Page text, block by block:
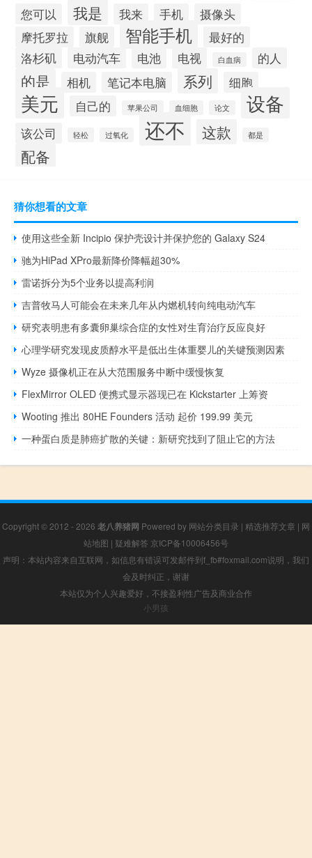
您可以
我是 我来 手机
摄像头
摩托罗拉
旗舰 智能手机
最好的
洛杉矶
电动汽车 电池 电视 白血病 的人
的是 相机 笔记本电脑 系列 细胞
美元 自己的 苹果公司 血细胞 论文 设备
该公司 轻松 过氧化 还不 这款 都是
配备
猜你想看的文章
使用这些全新 Incipio 保护壳设计并保护您的 Galaxy S24
驰为HiPad XPro最新降价降幅超30%
雷诺拆分为5个业务以提高利润
吉普牧马人可能会在未来几年从内燃机转向纯电动汽车
研究表明患有多囊卵巢综合症的女性对生育治疗反应良好
心理学研究发现皮质醇水平是低出生体重婴儿的关键预测因素
Wyze 摄像机正在从大范围服务中断中缓慢恢复
FlexMirror OLED 便携式显示器现已在 Kickstarter 上筹资
Wooting 推出 80HE Founders 活动 起价 199.99 美元
一种蛋白质是肺癌扩散的关键：新研究找到了阻止它的方法
Copyright © 2012 - 2026 老八养猪网 Powered by 网站分类目录 | 精选推荐文章 | 网
站地图 | 疑难解答 京ICP备10006456号
声明：本站内容来自互联网，如信息有错误可发邮件到f_fb#foxmail.com说明，我们
会及时纠正，谢谢
本站仅为个人兴趣爱好，不接盈利性广告及商业合作
小男孩